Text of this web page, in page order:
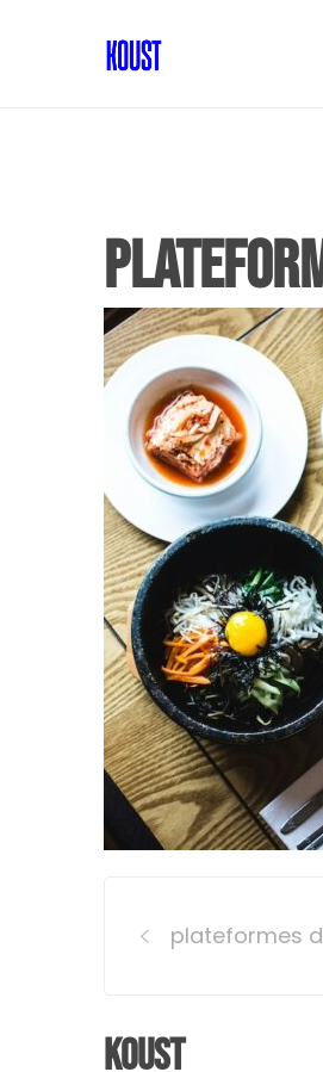
navigation
plateformes
Koust